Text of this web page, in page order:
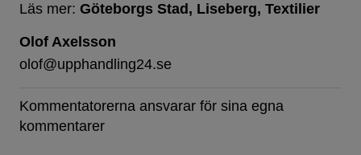
Läs mer: Göteborgs Stad Liseberg Textilier
Olof Axelsson
olof@upphandling24.se
Kommentatorerna ansvarar för sina egna
kommentarer